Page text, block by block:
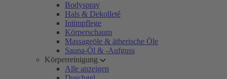
Bodyspray
Hals & Dekolleté
Intimpflege
Körperschaum
Massageöle & ätherische Öle
Sauna-Öl & -Aufguss
Körperreinigung
Alle anzeigen